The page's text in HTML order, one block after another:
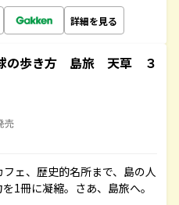
詳細を見る
の歩き方 島旅 天草 ３
売
ェ、歴史的名所まで、島の人
1冊に凝縮。さあ、島旅へ。